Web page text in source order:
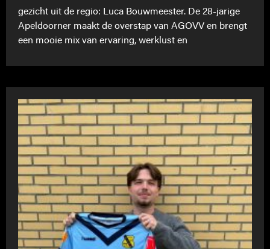
gezicht uit de regio: Luca Bouwmeester. De 28-jarige
Apeldoorner maakt de overstap van AGOVV en brengt
een mooie mix van ervaring, werklust en